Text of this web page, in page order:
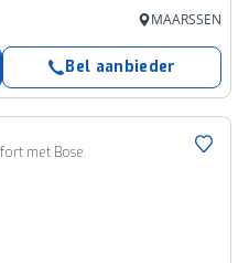
MAARSSEN
Bel aanbieder
met Bose